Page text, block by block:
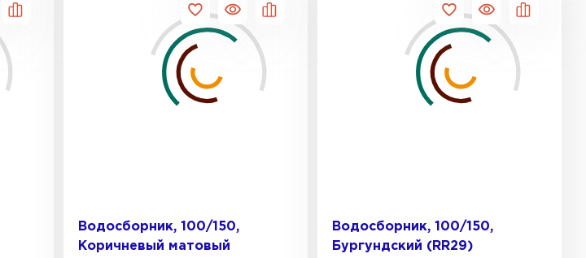
Водосборник, 100/150,
Коричневый матовый
Водосборник, 100/150,
Бургундский (RR29)